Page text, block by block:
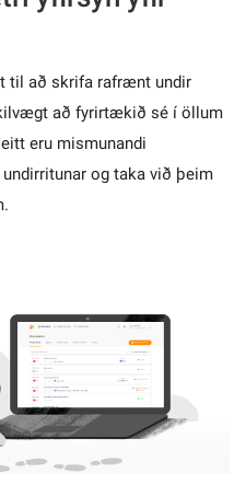
til að skrifa rafrænt undir
að fyrirtækið sé í öllum
eru mismunandi
og taka við þeim